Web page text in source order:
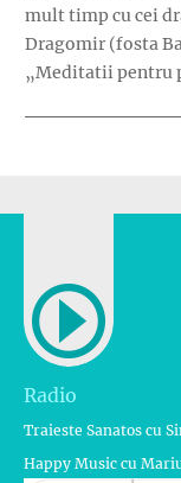
mult timp cu cei
Dragomir (fosta
„Meditatii pentru
Radio
Traieste Sanatos cu
Happy Music cu